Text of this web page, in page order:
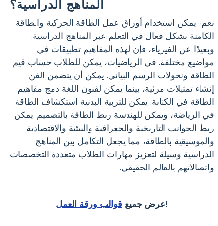
المناهج الدراسية؟
نعم، يمكن استخدام أوراق عمل الطاقة الحركية والطاقة
الكامنة بشكل فعال في التعلم عبر المناهج الدراسية.
وبعيدًا عن الفيزياء، فإن لهذه المفاهيم تطبيقات في
مواضيع مختلفة. في الرياضيات، يمكن للطلاب حساب قيم
الطاقة وتحولات الرسم البياني. يمكن أن يتضمن الفن
إنشاء تمثيلات مرئية، بينما يمكن لفنون اللغة دمج مفاهيم
الطاقة في الكتابة. يمكن للتربية البدنية استكشاف الطاقة
في الرياضة، ويمكن للهندسة ربط الطاقة بالتصميم. يمكن
ربط الجوانب التاريخية والجغرافية والبيئية والاقتصادية
والموسيقية بالطاقة، مما يجعل التكامل بين المناهج
الدراسية وسيلة لتعزيز مهارات الطلاب متعددة التخصصات
واتصالاتهم بالعالم الحقيقي.
عرض جميع قوالب ورقة العمل !